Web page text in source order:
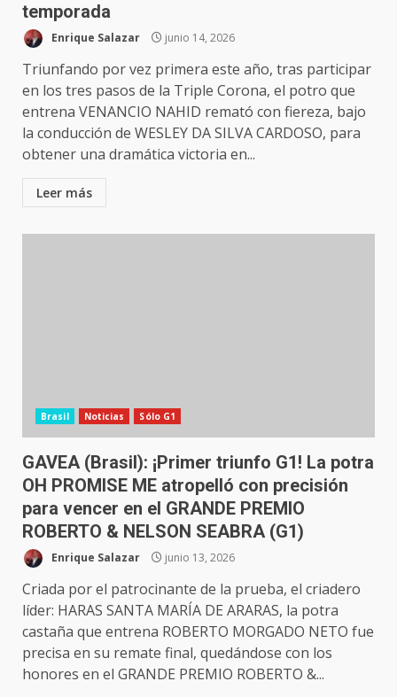
temporada
Enrique Salazar junio 14, 2026
Triunfando por vez primera este año, tras participar
en los tres pasos de la Triple Corona, el potro que
entrena VENANCIO NAHID remató con fiereza, bajo
la conducción de WESLEY DA SILVA CARDOSO, para
obtener una dramática victoria en...
Leer más
Brasil Noticias Sólo G1
GAVEA (Brasil): ¡Primer triunfo G1! La potra
OH PROMISE ME atropelló con precisión
para vencer en el GRANDE PREMIO
ROBERTO & NELSON SEABRA (G1)
Enrique Salazar junio 13, 2026
Criada por el patrocinante de la prueba, el criadero
líder: HARAS SANTA MARÍA DE ARARAS, la potra
castaña que entrena ROBERTO MORGADO NETO fue
precisa en su remate final, quedándose con los
honores en el GRANDE PREMIO ROBERTO &...